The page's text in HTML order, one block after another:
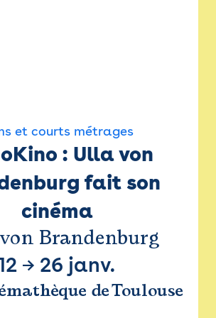
et courts métrages
: Ulla von
fait son
cinéma
Brandenburg
12 → 26 janv.
de Toulouse